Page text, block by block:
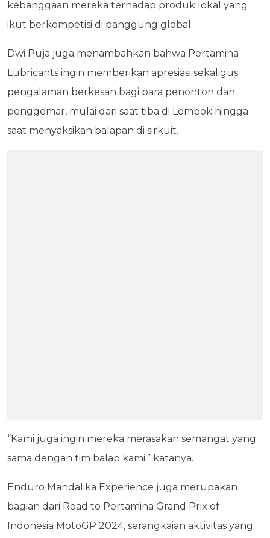
kebanggaan mereka terhadap produk lokal yang
ikut berkompetisi di panggung global.
Dwi Puja juga menambahkan bahwa Pertamina
Lubricants ingin memberikan apresiasi sekaligus
pengalaman berkesan bagi para penonton dan
penggemar, mulai dari saat tiba di Lombok hingga
saat menyaksikan balapan di sirkuit.
“Kami juga ingin mereka merasakan semangat yang
sama dengan tim balap kami.” katanya.
Enduro Mandalika Experience juga merupakan
bagian dari Road to Pertamina Grand Prix of
Indonesia MotoGP 2024, serangkaian aktivitas yang